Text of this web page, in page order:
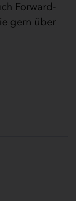
Forward-
gern über